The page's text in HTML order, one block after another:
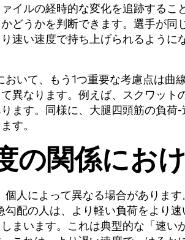
イルの経時的な変化を追跡する
どうかを判断できます。選手が
速い速度で持ち上げられるように
おいて、もう1つ重要な考慮点は曲
異なります。例えば、スクワッ
ます。同様に、大腿四頭筋の負
す。
の関係にお
個人によって異なる場合がありま
勾配の人は、より軽い負荷をより
まいます。これは典型的な「速い